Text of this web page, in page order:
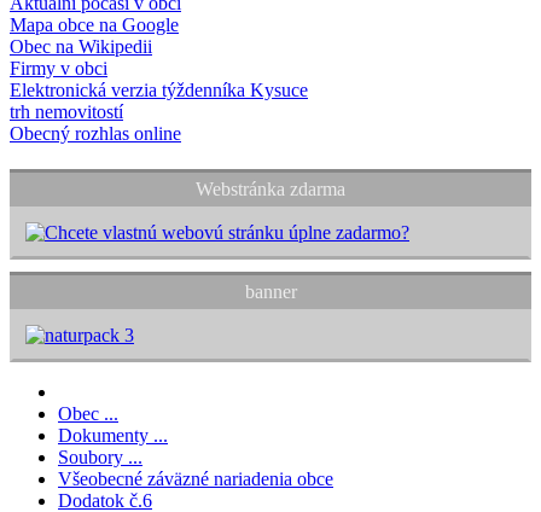
Mapa obce na Google
Obec na Wikipedii
Firmy v obci
Elektronická verzia týždenníka Kysuce
trh nemovitostí
Obecný rozhlas online
Webstránka zdarma
banner
Obec ...
Dokumenty ...
Soubory ...
Všeobecné záväzné nariadenia obce
Dodatok č.6